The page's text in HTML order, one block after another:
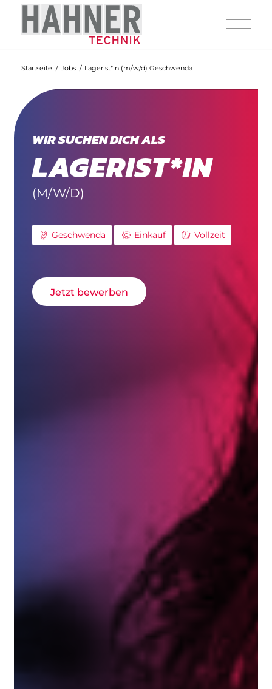
Startseite / Jobs / Lagerist*in (m/w/d) Geschwenda
WIR SUCHEN DICH ALS
LAGERIST*IN
(M/W/D)
Geschwenda Einkauf Vollzeit
Jetzt bewerben